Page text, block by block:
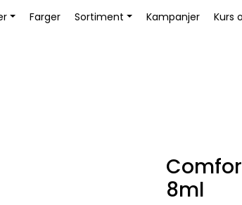
Bli Kunde / Logg inn
Farger Sortiment Kampanjer Kurs
8ml